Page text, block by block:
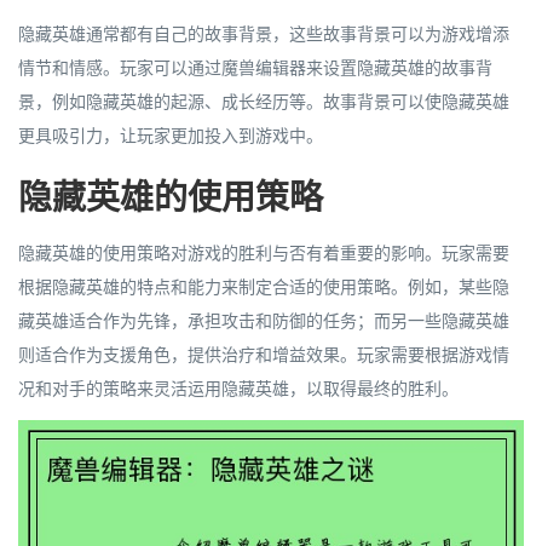
隐藏英雄通常都有自己的故事背景，这些故事背景可以为游戏增添
情节和情感。玩家可以通过魔兽编辑器来设置隐藏英雄的故事背
景，例如隐藏英雄的起源、成长经历等。故事背景可以使隐藏英雄
更具吸引力，让玩家更加投入到游戏中。
隐藏英雄的使用策略
隐藏英雄的使用策略对游戏的胜利与否有着重要的影响。玩家需要
根据隐藏英雄的特点和能力来制定合适的使用策略。例如，某些隐
藏英雄适合作为先锋，承担攻击和防御的任务；而另一些隐藏英雄
则适合作为支援角色，提供治疗和增益效果。玩家需要根据游戏情
况和对手的策略来灵活运用隐藏英雄，以取得最终的胜利。